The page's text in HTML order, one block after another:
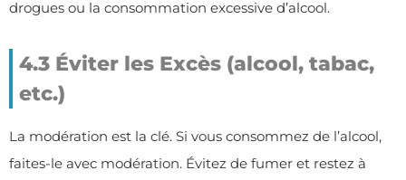
drogues ou la consommation excessive d’alcool.
4.3 Éviter les Excès (alcool, tabac,
etc.)
La modération est la clé. Si vous consommez de l’alcool,
faites-le avec modération. Évitez de fumer et restez à